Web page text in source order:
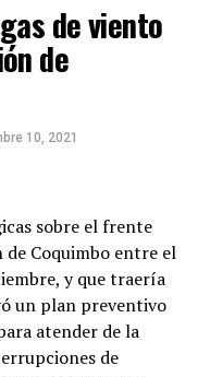
de viento
de
10, 2021
sobre el frente
Coquimbo entre el
y que traería
un plan preventivo
atender de la
de